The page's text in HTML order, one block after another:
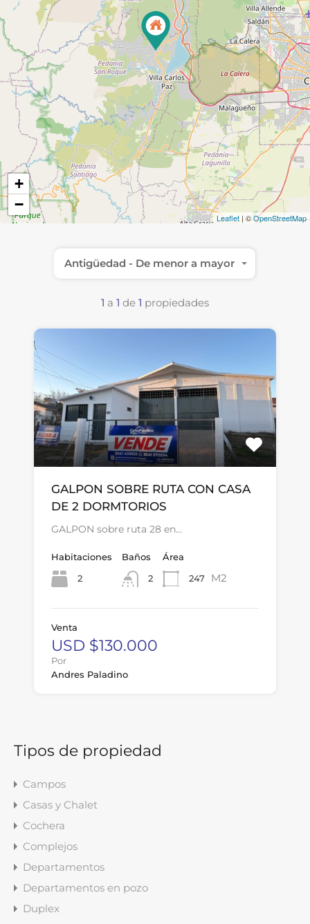
+
−
Leaflet| ©OpenStreetMap
1 a 1 de 1 propiedades
Antigüedad - De menor a mayor
GALPON SOBRE RUTA CON CASA
DE 2 DORMTORIOS
GALPON sobre ruta 28 en…
Habitaciones
2
Baños
2
Área
247
M2
Venta
USD $130.000
Por
Andres Paladino
Tipos de propiedad
Campos
Casas y Chalet
Cochera
Complejos
Departamentos
Departamentos en pozo
Duplex